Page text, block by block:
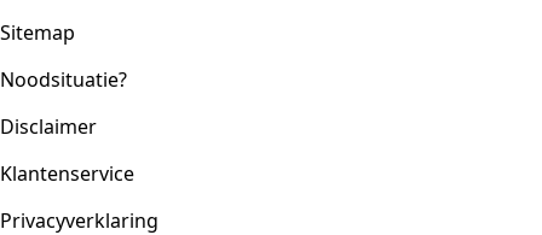
Sitemap
Noodsituatie?
Disclaimer
Klantenservice
Privacyverklaring